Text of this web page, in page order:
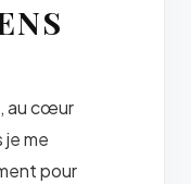
au cœur
je me
pour